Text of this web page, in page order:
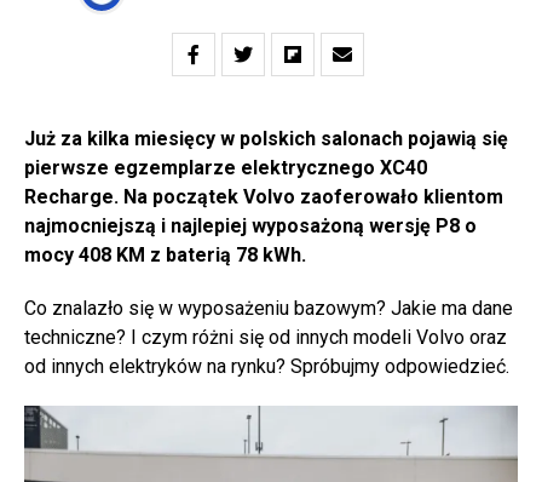
Już za kilka miesięcy w polskich salonach pojawią się
pierwsze egzemplarze elektrycznego XC40
Recharge. Na początek Volvo zaoferowało klientom
najmocniejszą i najlepiej wyposażoną wersję P8 o
mocy 408 KM z baterią 78 kWh.
Co znalazło się w wyposażeniu bazowym? Jakie ma dane
techniczne? I czym różni się od innych modeli Volvo oraz
od innych elektryków na rynku? Spróbujmy odpowiedzieć.